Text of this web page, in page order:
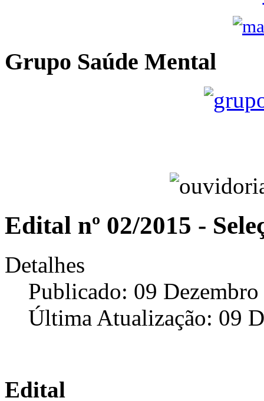
Grupo Saúde Mental
Edital nº 02/2015 -
Detalhes
Publicado: 09
Última Atualização: 09
Edital